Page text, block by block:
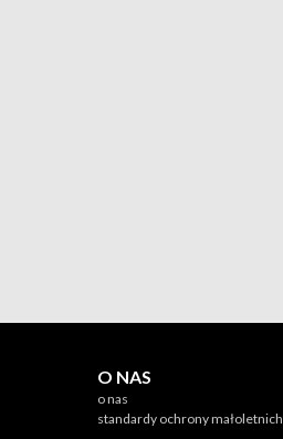
O NAS
o nas
standardy ochrony małoletnich